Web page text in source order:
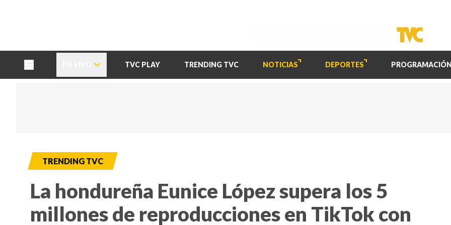
TVC PLAY TRENDING TVC NOTICIAS DEPORTES PROGRAMACIÓN
TRENDING TVC
La hondureña Eunice López supera los 5
millones de reproducciones en TikTok con